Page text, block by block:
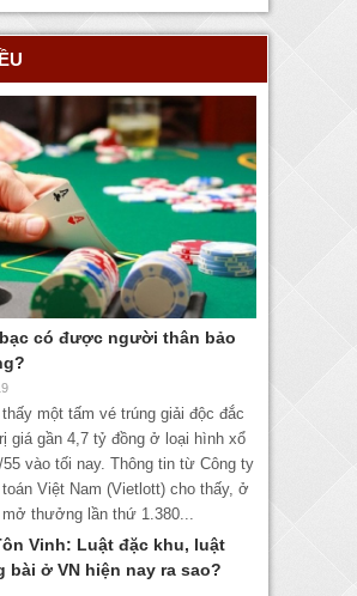
có được người thân bảo
một tấm vé trúng giải độc đắc
giá gần 4,7 tỷ đồng ở loại hình xổ
vào tối nay. Thông tin từ Công ty
Việt Nam (Vietlott) cho thấy, ở
mở thưởng lần thứ 1.380...
Vinh: Luật đặc khu, luật
bài ở VN hiện nay ra sao?